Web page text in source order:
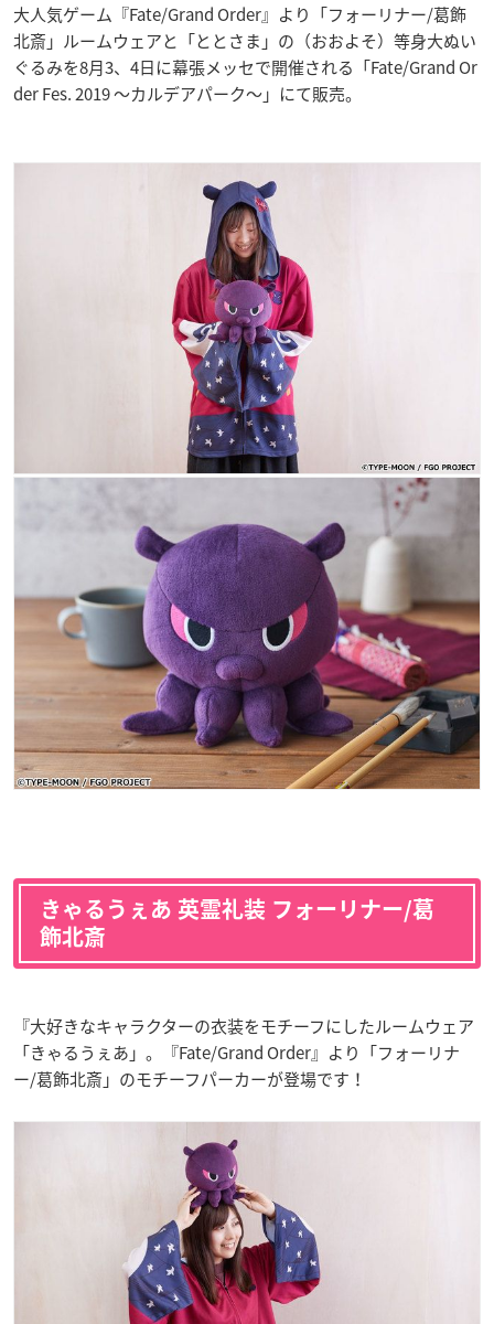
大人気ゲーム『Fate/Grand Order』より「フォーリナー/葛飾
北斎」ルームウェアと「ととさま」の（おおよそ）等身大ぬい
ぐるみを8月3、4日に幕張メッセで開催される「Fate/Grand Or
der Fes. 2019 ～カルデアパーク～」にて販売。
きゃるうぇあ 英霊礼装 フォーリナー/葛
飾北斎
『大好きなキャラクターの衣装をモチーフにしたルームウェア
「きゃるうぇあ」。『Fate/Grand Order』より「フォーリナ
ー/葛飾北斎」のモチーフパーカーが登場です！